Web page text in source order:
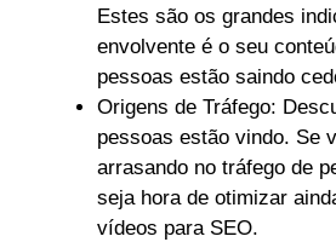
Estes são os grandes
envolvente é o seu
pessoas estão saindo
Origens de Tráfego:
pessoas estão vindo. Se
arrasando no tráfego de
seja hora de otimizar
vídeos para SEO.